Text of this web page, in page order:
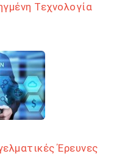
Τεχνολογία
Έρευνες